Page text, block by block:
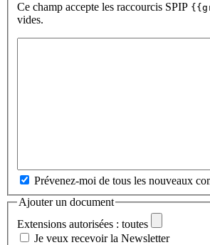
Ce champ accepte les raccourcis SPIP
vides.
Prévenez-moi de tous les nouveaux
Ajouter un document
Extensions autorisées : toutes
Je veux recevoir la Newsletter